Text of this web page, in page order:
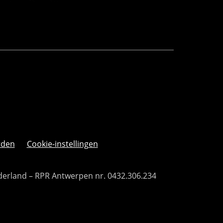
Cookie-instellingen
– RPR Antwerpen nr. 0432.306.234